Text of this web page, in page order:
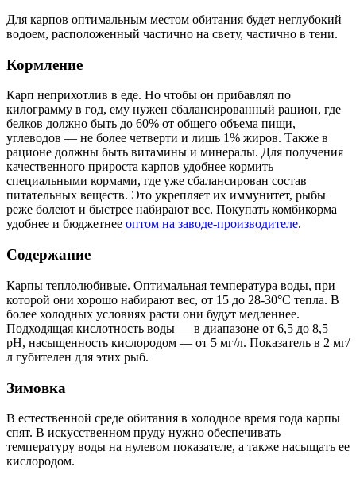
Для карпов оптимальным местом обитания будет неглубокий
водоем, расположенный частично на свету, частично в тени.
Кормление
Карп неприхотлив в еде. Но чтобы он прибавлял по
килограмму в год, ему нужен сбалансированный рацион, где
белков должно быть до 60% от общего объема пищи,
углеводов — не более четверти и лишь 1% жиров. Также в
рационе должны быть витамины и минералы. Для получения
качественного прироста карпов удобнее кормить
специальными кормами, где уже сбалансирован состав
питательных веществ. Это укрепляет их иммунитет, рыбы
реже болеют и быстрее набирают вес. Покупать комбикорма
удобнее и бюджетнее оптом на заводе-производителе.
Содержание
Карпы теплолюбивые. Оптимальная температура воды, при
которой они хорошо набирают вес, от 15 до 28-30°C тепла. В
более холодных условиях расти они будут медленнее.
Подходящая кислотность воды — в диапазоне от 6,5 до 8,5
pH, насыщенность кислородом — от 5 мг/л. Показатель в 2 мг/
л губителен для этих рыб.
Зимовка
В естественной среде обитания в холодное время года карпы
спят. В искусственном пруду нужно обеспечивать
температуру воды на нулевом показателе, а также насыщать ее
кислородом.